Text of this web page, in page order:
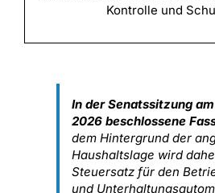
Kontrolle und
In der Senatssitzung
2026 beschlossene
dem Hintergrund der
Haushaltslage wird
Steuersatz für den
und